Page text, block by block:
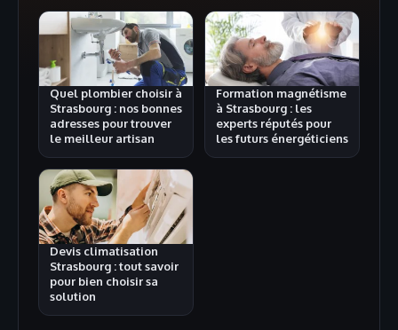
Quel plombier choisir à
Strasbourg : nos bonnes
adresses pour trouver
le meilleur artisan
Formation magnétisme
à Strasbourg : les
experts réputés pour
les futurs énergéticiens
Devis climatisation
Strasbourg : tout savoir
pour bien choisir sa
solution